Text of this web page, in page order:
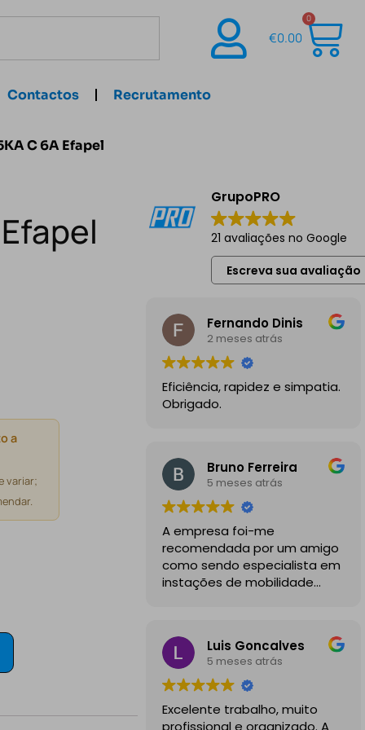
€0.00
0
Contactos Recrutamento
C 6A Efapel
a
variar;
GrupoPRO
21 avaliações no Google
Escreva sua avaliação
Fernando Dinis
2 meses atrás
Eficiência, rapidez e simpatia.
Obrigado.
Bruno Ferreira
5 meses atrás
A empresa foi-me
recomendada por um amigo
como sendo especialista em
instações de mobilidade
profissionais, comunicativos e
disponiveis para todas as
minhas dúvidas.
A instalação de tomada
reforçada em garagem
Luis Goncalves
5 meses atrás
Excelente trabalho, muito
profissional e organizado. A